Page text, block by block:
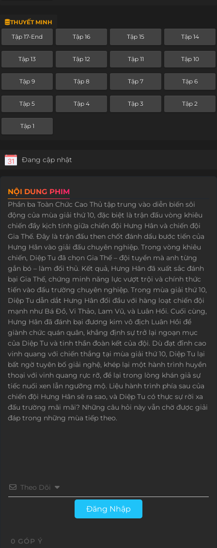
THUYẾT MINH
Tập 17-End Tập 16 Tập 15 Tập 14
Tập 13 Tập 12 Tập 11 Tập 10
Tập 9 Tập 8 Tập 7 Tập 6
Tập 5 Tập 4 Tập 3 Tập 2
Tập 1
Đang cập nhật
NỘI DUNG PHIM
Phần ba Toàn Chức Cao Thủ tập trung vào diễn biến sôi
động của mùa giải thứ 10, đặc biệt là trận đấu vòng khiêu
chiến đầy kịch tính giữa chiến đội Hưng Hân và chiến đội
Gia Thế. Đây là trận đấu then chốt đánh dấu bước tiến của
Hưng Hân vào giải đấu chuyên nghiệp. Trong vòng khiêu
chiến, Diệp Tu đã chọn Gia Thế – đội tuyển mà anh từng
gắn bó – làm đối thủ. Kết quả, Hưng Hân đã xuất sắc đánh
bại Gia Thế, chứng minh năng lực vượt trội và chính thức
tiến vào đấu trường chuyên nghiệp. Trong mùa giải thứ 10,
Diệp Tu dẫn dắt Hưng Hân đối đầu với hàng loạt chiến đội
mạnh như Bá Đồ, Vi Thảo, Lam Vũ, và Luân Hồi. Cuối cùng,
Hưng Hân đã đánh bại đương kim vô địch Luân Hồi để
giành chức quán quân, khẳng định sự trở lại ngoạn mục
của Diệp Tu và tinh thần đoàn kết của đội. Dù đạt đỉnh cao
vinh quang với chiến thắng tại mùa giải thứ 10, Diệp Tu lại
bất ngờ tuyên bố giải nghệ, khép lại một hành trình huyền
thoại với vinh quang rực rỡ, để lại trong lòng khán giả sự
tiếc nuối xen lẫn ngưỡng mộ. Liệu hành trình phía sau của
chiến đội Hưng Hân sẽ ra sao, và Diệp Tu có thực sự rời xa
đấu trường mãi mãi? Những câu hỏi này vẫn chờ được giải
đáp trong những mùa tiếp theo.
Theo Dõi
Đăng Nhập
0 GÓP Ý